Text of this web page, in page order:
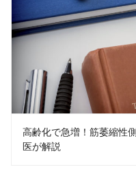
高齢化で急増！筋萎縮性
医が解説